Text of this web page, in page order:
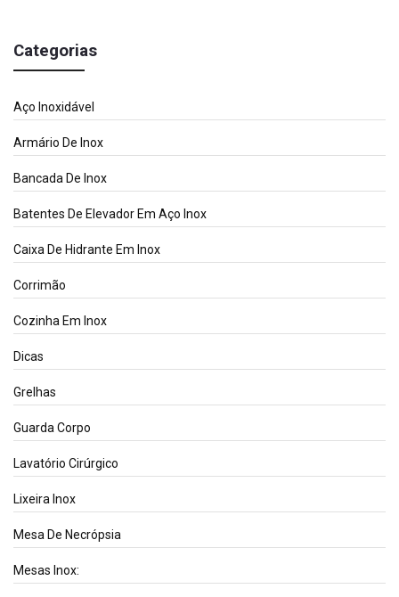
Categorias
Aço Inoxidável
Armário De Inox
Bancada De Inox
Batentes De Elevador Em Aço Inox
Caixa De Hidrante Em Inox
Corrimão
Cozinha Em Inox
Dicas
Grelhas
Guarda Corpo
Lavatório Cirúrgico
Lixeira Inox
Mesa De Necrópsia
Mesas Inox: